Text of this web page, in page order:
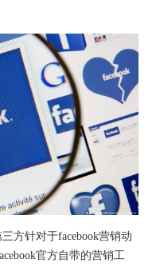
方针对于facebook营销动
官方自带的营销工